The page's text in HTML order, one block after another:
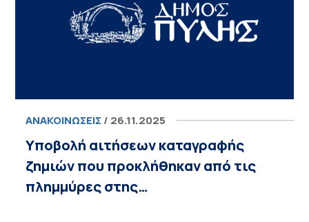
ΑΝΑΚΟΙΝΏΣΕΙΣ / 26.11.2025
Υποβολή αιτήσεων καταγραφής
ζημιών που προκλήθηκαν από τις
πλημμύρες στης…